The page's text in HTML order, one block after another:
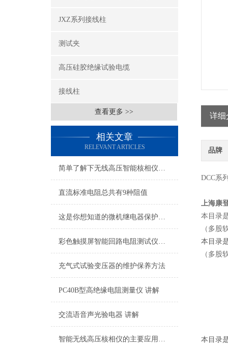
JXZ系列接线柱
测试夹
高压硅胶绝缘试验电缆
接线柱
查看更多 >>
相关文章
RELEVANT ARTICLES
简单了解下无线高压智能核相仪的特点
直流标准电阻总共有9种阻值
这是你想知道的微机继电器保护测试仪的特点吗？
彩色触摸屏智能回路电阻测试仪特性
充气式试验变压器的维护保养方法
PC40B型高绝缘电阻测量仪 讲解
交流语音声光验电器 讲解
智能无线高压核相仪的主要应用领域有哪些？
详细
品牌
DCC系
上海康
本目录
（多股
本目录
（多股
本目录